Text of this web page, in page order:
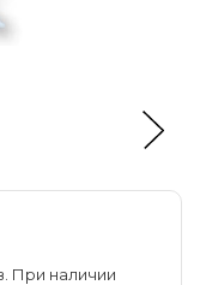
При наличии